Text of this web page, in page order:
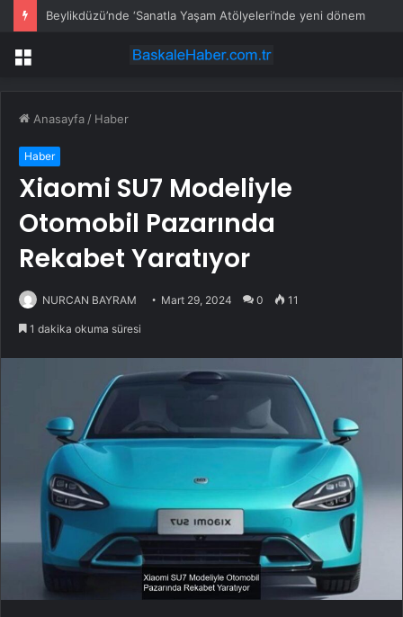
Beylikdüzü’nde ‘Sanatla Yaşam Atölyeleri’nde yeni dönem
Menü
Anasayfa / Haber
Haber
Xiaomi SU7 Modeliyle
Otomobil Pazarında
Rekabet Yaratıyor
NURCAN BAYRAM Mart 29, 2024 0 11
1 dakika okuma süresi